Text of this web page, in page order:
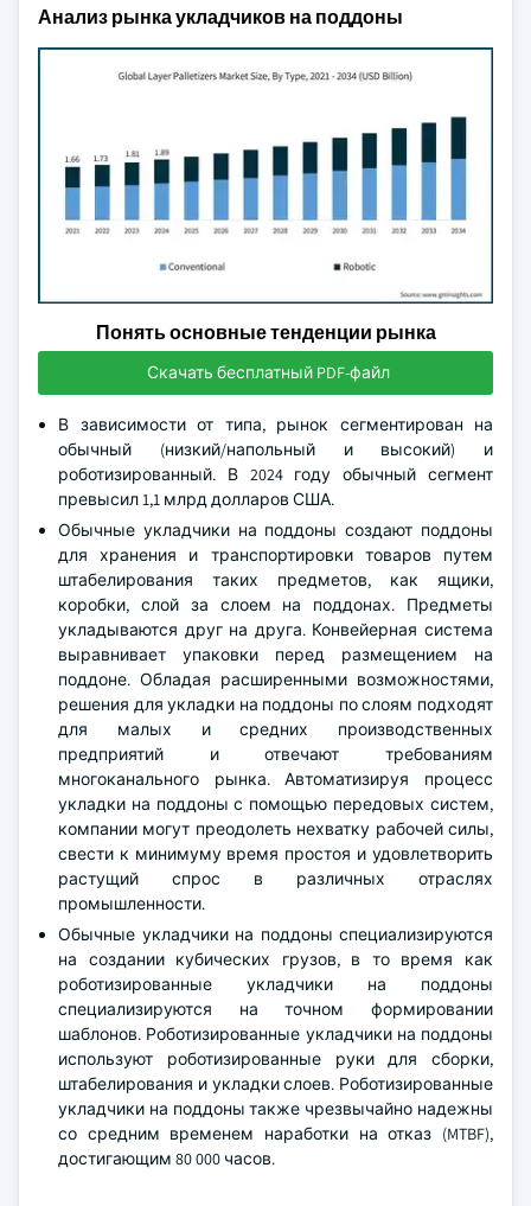
Анализ рынка укладчиков на поддоны
Понять основные тенденции рынка
Скачать бесплатный PDF-файл
В зависимости от типа, рынок сегментирован на
обычный (низкий/напольный и высокий) и
роботизированный. В 2024 году обычный сегмент
превысил 1,1 млрд долларов США.
Обычные укладчики на поддоны создают поддоны
для хранения и транспортировки товаров путем
штабелирования таких предметов, как ящики,
коробки, слой за слоем на поддонах. Предметы
укладываются друг на друга. Конвейерная система
выравнивает упаковки перед размещением на
поддоне. Обладая расширенными возможностями,
решения для укладки на поддоны по слоям подходят
для малых и средних производственных
предприятий и отвечают требованиям
многоканального рынка. Автоматизируя процесс
укладки на поддоны с помощью передовых систем,
компании могут преодолеть нехватку рабочей силы,
свести к минимуму время простоя и удовлетворить
растущий спрос в различных отраслях
промышленности.
Обычные укладчики на поддоны специализируются
на создании кубических грузов, в то время как
роботизированные укладчики на поддоны
специализируются на точном формировании
шаблонов. Роботизированные укладчики на поддоны
используют роботизированные руки для сборки,
штабелирования и укладки слоев. Роботизированные
укладчики на поддоны также чрезвычайно надежны
со средним временем наработки на отказ (MTBF),
достигающим 80 000 часов.